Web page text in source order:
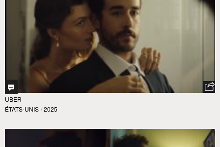
UBER
ÉTATS-UNIS / 2025